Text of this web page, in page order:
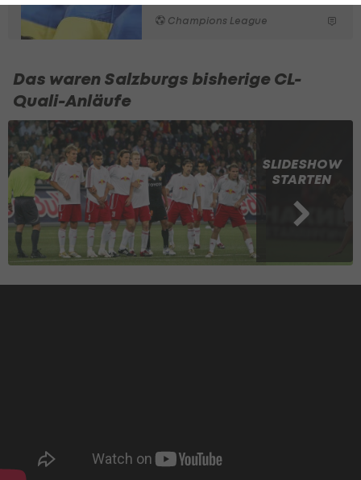
Champions League
Das waren Salzburgs bisherige CL-
Quali-Anläufe
SLIDESHOW
STARTEN